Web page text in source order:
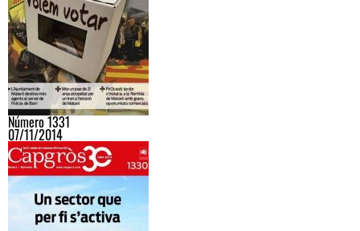
Número 1331
07/11/2014